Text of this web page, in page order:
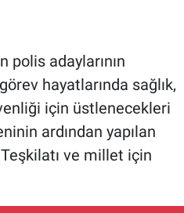
polis adaylarının
hayatlarında sağlık,
için üstlenecekleri
ardından yapılan
ve millet için